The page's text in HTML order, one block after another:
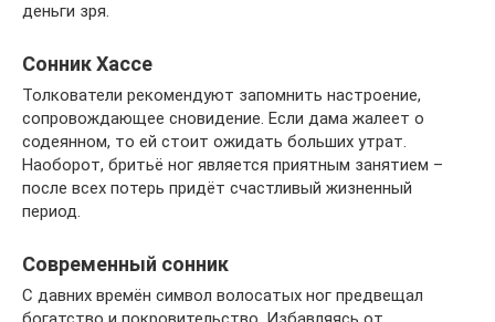
деньги зря.
Сонник Хассе
Толкователи рекомендуют запомнить настроение,
сопровождающее сновидение. Если дама жалеет о
содеянном, то ей стоит ожидать больших утрат.
Наоборот, бритьё ног является приятным занятием –
после всех потерь придёт счастливый жизненный
период.
Современный сонник
С давних времён символ волосатых ног предвещал